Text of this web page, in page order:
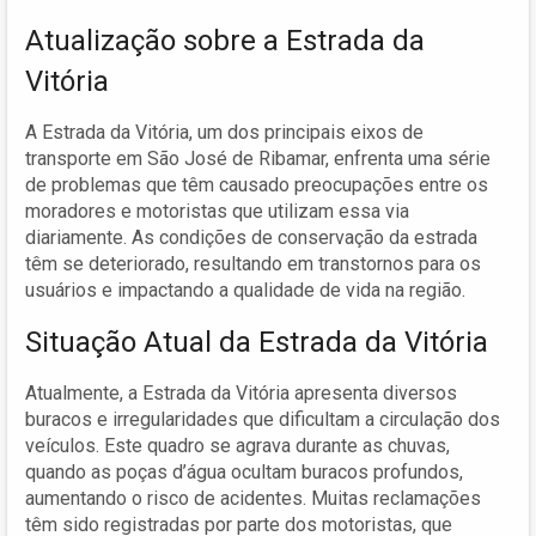
Atualização sobre a Estrada da
Vitória
A Estrada da Vitória, um dos principais eixos de
transporte em São José de Ribamar, enfrenta uma série
de problemas que têm causado preocupações entre os
moradores e motoristas que utilizam essa via
diariamente. As condições de conservação da estrada
têm se deteriorado, resultando em transtornos para os
usuários e impactando a qualidade de vida na região.
Situação Atual da Estrada da Vitória
Atualmente, a Estrada da Vitória apresenta diversos
buracos e irregularidades que dificultam a circulação dos
veículos. Este quadro se agrava durante as chuvas,
quando as poças d’água ocultam buracos profundos,
aumentando o risco de acidentes. Muitas reclamações
têm sido registradas por parte dos motoristas, que